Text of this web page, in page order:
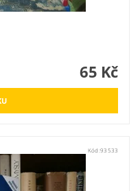
65 Kč
Kód: 93533